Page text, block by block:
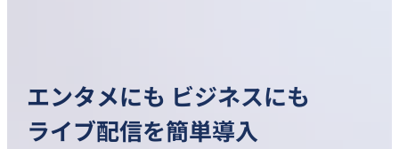
エンタメにも ビジネスにも
ライブ配信を簡単導入